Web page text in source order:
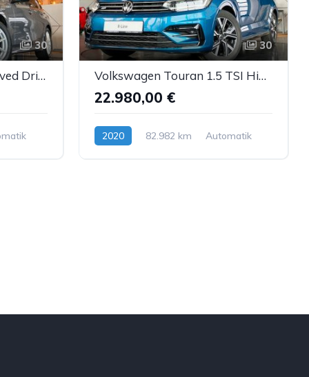
30
BMW 318d Touring Curved DrivingAssistant Sthzg LED
30
Volkswagen Touran 1.5 TSI Highline R-Line Navi AppC LED ACC
22.980,00 €
2020 82.982 km
Automatik